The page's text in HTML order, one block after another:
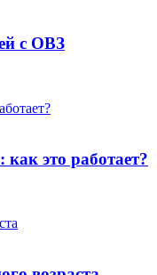
с ОВЗ
это работает?